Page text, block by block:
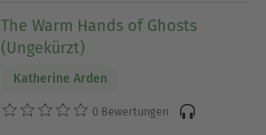
The Warm Hands of Ghosts
(Ungekürzt)
Katherine Arden
0 Bewertungen